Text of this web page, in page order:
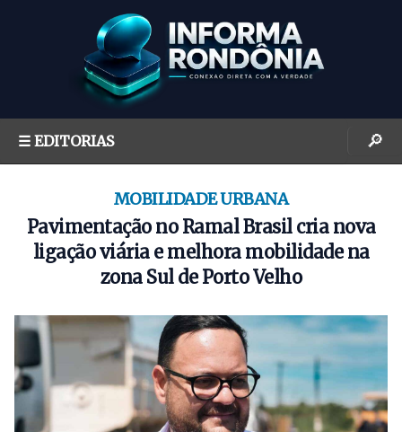
☰ EDITORIAS 🔎
MOBILIDADE URBANA
Pavimentação no Ramal Brasil cria nova
ligação viária e melhora mobilidade na
zona Sul de Porto Velho